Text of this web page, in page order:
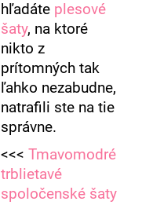
hľadáte plesové
šaty, na ktoré
nikto z
prítomných tak
ľahko nezabudne,
natrafili ste na tie
správne.
<<< Tmavomodré
trblietavé
spoločenské šaty